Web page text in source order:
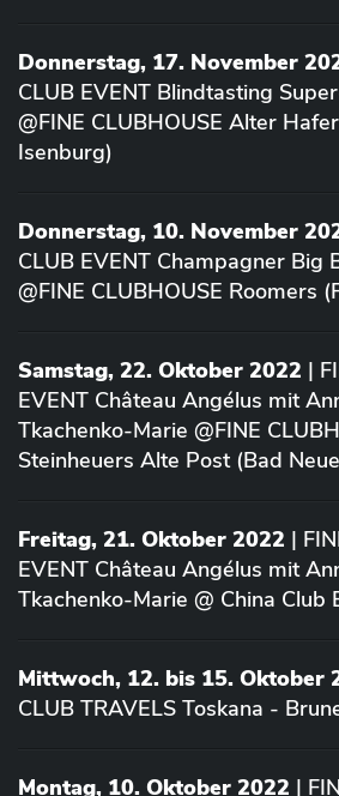
Donnerstag, 17. November
CLUB EVENT Blindtasting
@FINE CLUBHOUSE Alter
Isenburg)
Donnerstag, 10. November
CLUB EVENT Champagner Big
@FINE CLUBHOUSE Roomers
Samstag, 22. Oktober 2022 |
EVENT Château Angélus mit
Tkachenko-Marie @FINE
Steinheuers Alte Post (Bad
Freitag, 21. Oktober 2022 |
EVENT Château Angélus mit
Tkachenko-Marie @ China Club
Mittwoch, 12. bis 15. Oktober
CLUB TRAVELS Toskana -
Montag, 10. Oktober 2022 |